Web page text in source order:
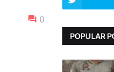
0
POPULAR